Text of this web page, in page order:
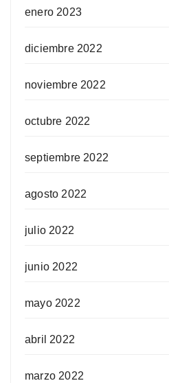
enero 2023
diciembre 2022
noviembre 2022
octubre 2022
septiembre 2022
agosto 2022
julio 2022
junio 2022
mayo 2022
abril 2022
marzo 2022